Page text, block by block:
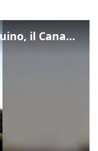
Incendio tra Monfalcone e Duino, il Canadair in azione per fermare le fiamme sul fronte dell’A4